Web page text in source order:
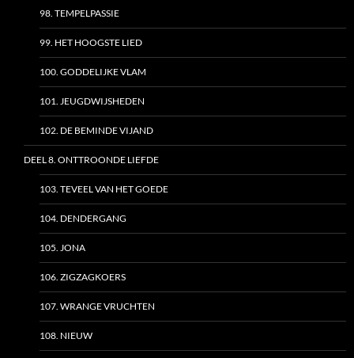
98. TEMPELPASSIE
99. HET HOOGSTE LIED
100. GODDELIJKE VLAM
101. JEUGDWIJSHEDEN
102. DE BEMINDE VIJAND
DEEL 8. ONTTROONDE LIEFDE
103. TEVEEL VAN HET GOEDE
104. DENDERGANG
105. JONA
106. ZIGZAGKOERS
107. WRANGE VRUCHTEN
108. NIEUW